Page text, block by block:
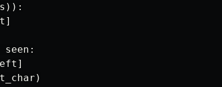
s )):
]
seen :
]
)